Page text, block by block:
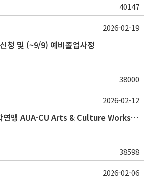
40147
청 및 (~9/9) 예비졸업사정
38000
2026-02-19
(~2/19) 아시아대학연맹 AUA-CU Arts & Culture Workshop Camp 2026 참가자 선발 안내
38598
2026-02-12
2026-02-06